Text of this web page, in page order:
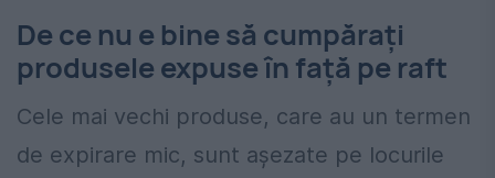
De ce nu e bine să cumpărați
produsele expuse în faţă pe raft
Cele mai vechi produse, care au un termen
de expirare mic, sunt așezate pe locurile